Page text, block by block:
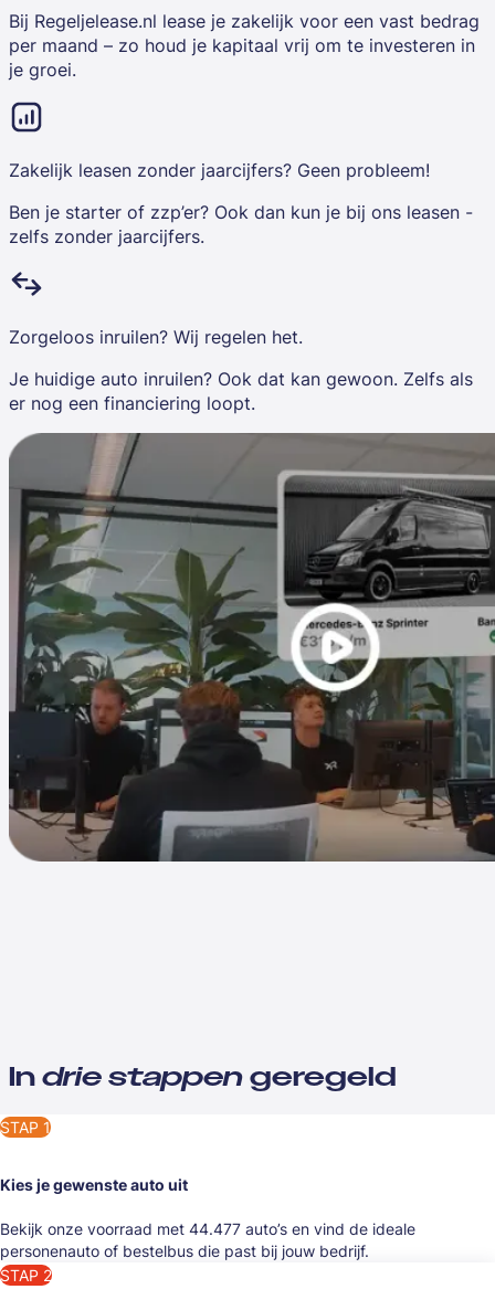
Bij Regeljelease.nl lease je zakelijk voor een vast bedrag
per maand – zo houd je kapitaal vrij om te investeren in
je groei.
Zakelijk leasen zonder jaarcijfers? Geen probleem!
Ben je starter of zzp’er? Ook dan kun je bij ons leasen -
zelfs zonder jaarcijfers.
Zorgeloos inruilen? Wij regelen het.
Je huidige auto inruilen? Ook dat kan gewoon. Zelfs als
er nog een financiering loopt.
In drie stappen geregeld
STAP 1
Kies je gewenste auto uit
Bekijk onze voorraad met 44.477 auto’s en vind de ideale
personenauto of bestelbus die past bij jouw bedrijf.
STAP 2